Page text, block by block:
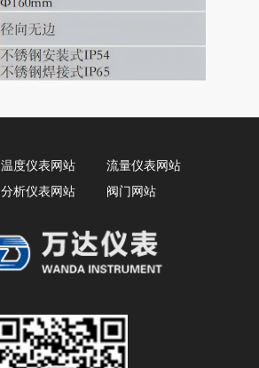
温度仪表网站
流量仪表网站
分析仪表网站 阀门网站